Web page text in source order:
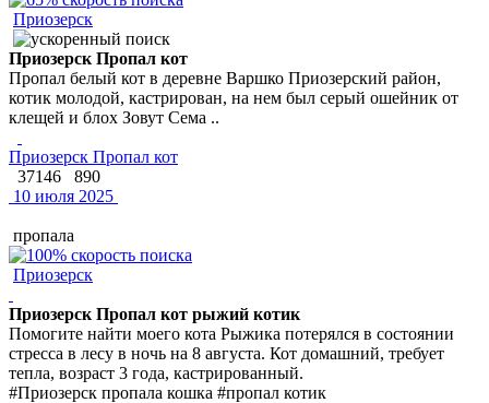
Приозерск
Приозерск Пропал кот
Пропал белый кот в деревне Варшко Приозерский район,
котик молодой, кастрирован, на нем был серый ошейник от
клещей и блох Зовут Сема ..
Приозерск Пропал кот
37146
890
10 июля 2025
пропала
Приозерск
Приозерск Пропал кот рыжий котик
Помогите найти моего кота Рыжика потерялся в состоянии
стресса в лесу в ночь на 8 августа. Кот домашний, требует
тепла, возраст 3 года, кастрированный.
#Приозерск пропала кошка #пропал котик